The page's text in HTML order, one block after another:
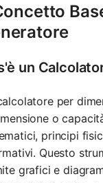
un
per
o
principi
Questo
grafici e